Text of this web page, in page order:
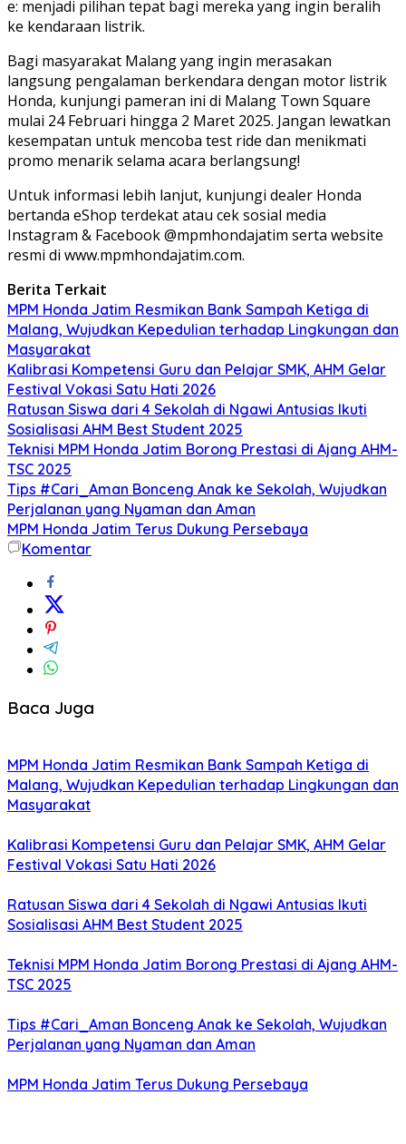
e: menjadi pilihan tepat bagi mereka yang ingin beralih
ke kendaraan listrik.
Bagi masyarakat Malang yang ingin merasakan
langsung pengalaman berkendara dengan motor listrik
Honda, kunjungi pameran ini di Malang Town Square
mulai 24 Februari hingga 2 Maret 2025. Jangan lewatkan
kesempatan untuk mencoba test ride dan menikmati
promo menarik selama acara berlangsung!
Untuk informasi lebih lanjut, kunjungi dealer Honda
bertanda eShop terdekat atau cek sosial media
Instagram & Facebook @mpmhondajatim serta website
resmi di www.mpmhondajatim.com.
Berita Terkait
MPM Honda Jatim Resmikan Bank Sampah Ketiga di
Malang, Wujudkan Kepedulian terhadap Lingkungan dan
Masyarakat
Kalibrasi Kompetensi Guru dan Pelajar SMK, AHM Gelar
Festival Vokasi Satu Hati 2026
Ratusan Siswa dari 4 Sekolah di Ngawi Antusias Ikuti
Sosialisasi AHM Best Student 2025
Teknisi MPM Honda Jatim Borong Prestasi di Ajang AHM-
TSC 2025
Tips #Cari_Aman Bonceng Anak ke Sekolah, Wujudkan
Perjalanan yang Nyaman dan Aman
MPM Honda Jatim Terus Dukung Persebaya
Komentar
Baca Juga
MPM Honda Jatim Resmikan Bank Sampah Ketiga di
Malang, Wujudkan Kepedulian terhadap Lingkungan dan
Masyarakat
Kalibrasi Kompetensi Guru dan Pelajar SMK, AHM Gelar
Festival Vokasi Satu Hati 2026
Ratusan Siswa dari 4 Sekolah di Ngawi Antusias Ikuti
Sosialisasi AHM Best Student 2025
Teknisi MPM Honda Jatim Borong Prestasi di Ajang AHM-
TSC 2025
Tips #Cari_Aman Bonceng Anak ke Sekolah, Wujudkan
Perjalanan yang Nyaman dan Aman
MPM Honda Jatim Terus Dukung Persebaya